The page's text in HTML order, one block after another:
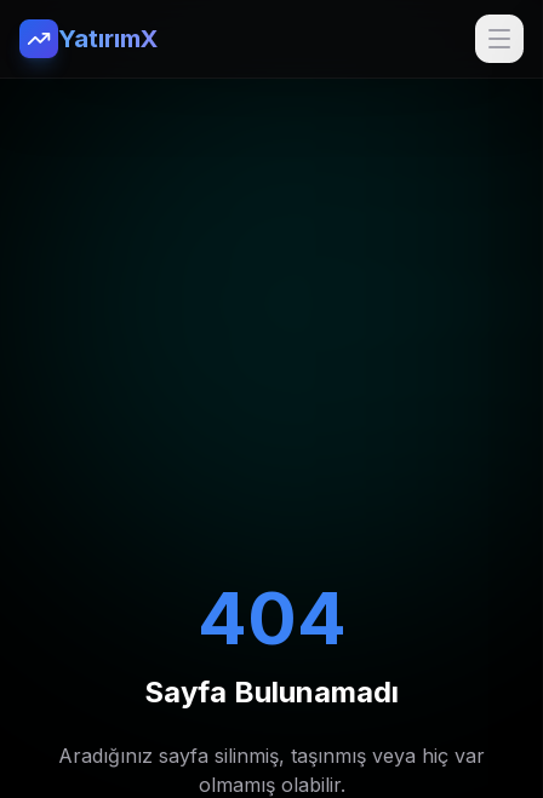
YatırımX
404
Sayfa Bulunamadı
Aradığınız sayfa silinmiş, taşınmış veya hiç var
olmamış olabilir.